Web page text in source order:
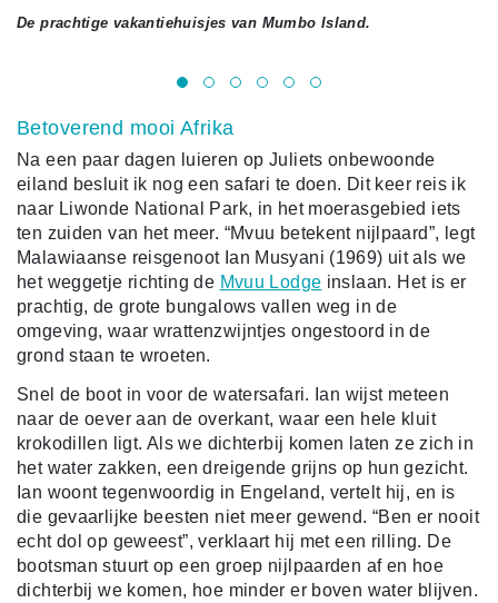
De prachtige vakantiehuisjes van Mumbo Island.
Betoverend mooi Afrika
Na een paar dagen luieren op Juliets onbewoonde
eiland besluit ik nog een safari te doen. Dit keer reis ik
naar Liwonde National Park, in het moerasgebied iets
ten zuiden van het meer. “Mvuu betekent nijlpaard”, legt
Malawiaanse reisgenoot Ian Musyani (1969) uit als we
het weggetje richting de Mvuu Lodge inslaan. Het is er
prachtig, de grote bungalows vallen weg in de
omgeving, waar wrattenzwijntjes ongestoord in de
grond staan te wroeten.
Snel de boot in voor de watersafari. Ian wijst meteen
naar de oever aan de overkant, waar een hele kluit
krokodillen ligt. Als we dichterbij komen laten ze zich in
het water zakken, een dreigende grijns op hun gezicht.
Ian woont tegenwoordig in Engeland, vertelt hij, en is
die gevaarlijke beesten niet meer gewend. “Ben er nooit
echt dol op geweest”, verklaart hij met een rilling. De
bootsman stuurt op een groep nijlpaarden af en hoe
dichterbij we komen, hoe minder er boven water blijven.